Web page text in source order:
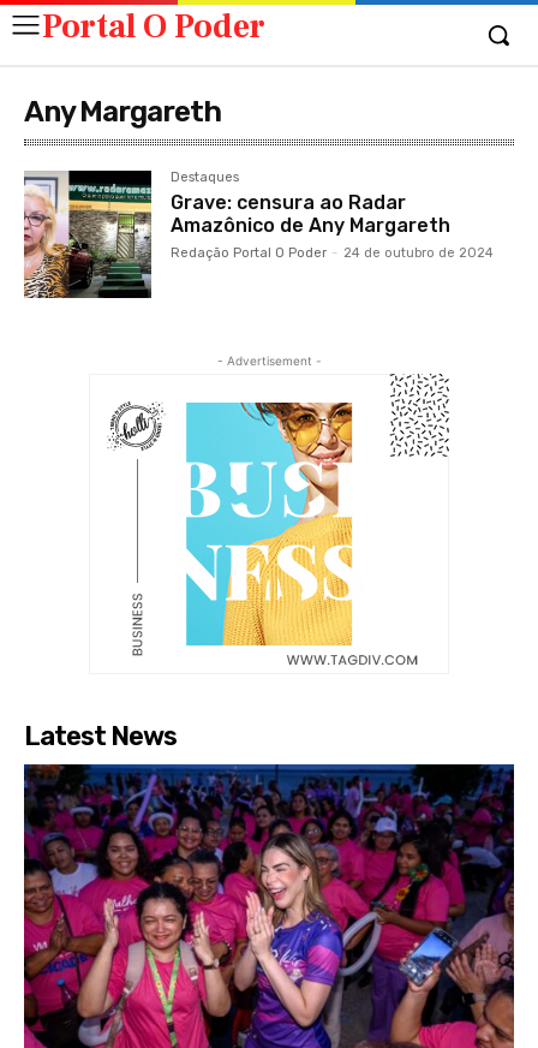
Portal O Poder
Any Margareth
Destaques
Grave: censura ao Radar
Amazônico de Any Margareth
Redação Portal O Poder - 24 de outubro de 2024
- Advertisement -
Latest News